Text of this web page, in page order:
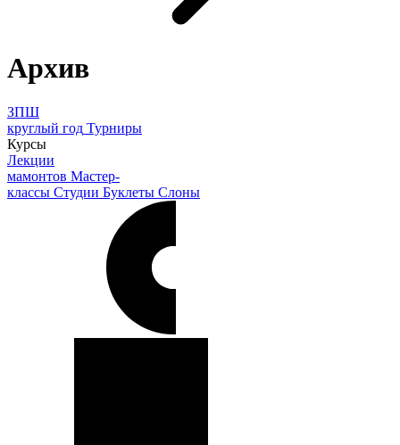
Архив
ЗПШ
круглый год Турниры
Курсы
Лекции
мамонтов Мастер-
классы Студии Буклеты Слоны